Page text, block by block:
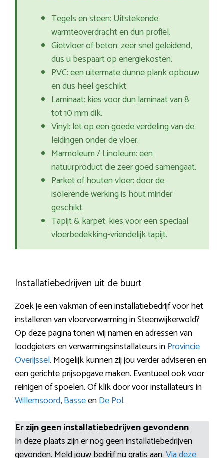
Tegels en steen: Uitstekende
warmteoverdracht en dun profiel.
Gietvloer of beton: zeer snel geleidend,
dus u bespaart op energiekosten.
PVC: een uitermate dunne plank opbouw
en dus heel geschikt.
Laminaat: kies voor dun laminaat van 8
tot 10 mm dik.
Vinyl: let op een goede verdeling van de
leidingen onder de vloer.
Marmoleum / Linoleum: een
natuurproduct die zeer goed samengaat.
Parket of houten vloer: door de
isolerende werking is hout minder
geschikt.
Tapijt & karpet: kies voor een speciaal
vloerbedekking-vriendelijk tapijt.
Installatiebedrijven uit de buurt
Zoek je een vakman of een installatiebedrijf voor het
installeren van vloerverwarming in Steenwijkerwold?
Op deze pagina tonen wij namen en adressen van
loodgieters en verwarmingsinstallateurs inProvincie
Overijssel. Mogelijk kunnen zij jou verder adviseren en
een gerichte prijsopgave maken. Eventueel ook voor
reinigen of spoelen. Of klik door voor installateurs in
Willemsoord,BasseenDe Pol.
Er zijn geen installatiebedrijven gevondenn
In deze plaats zijn er nog geen installatiebedrijven